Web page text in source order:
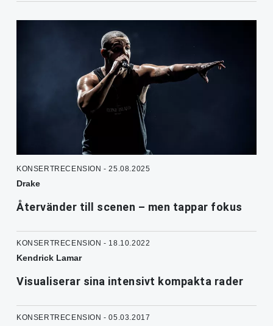
KONSERTRECENSION - 25.08.2025
Drake
Återvänder till scenen – men tappar fokus
KONSERTRECENSION - 18.10.2022
Kendrick Lamar
Visualiserar sina intensivt kompakta rader
KONSERTRECENSION - 05.03.2017